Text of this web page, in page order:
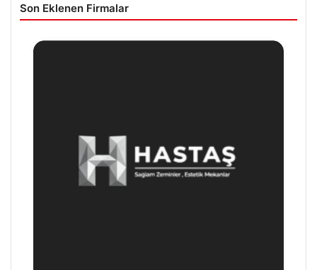
Süreç yasası teklifi tamamlandı. İşte madde madde kanun
teklifi ve gerekçelerinin tam metni
Komutanı Hakkında Detaylar